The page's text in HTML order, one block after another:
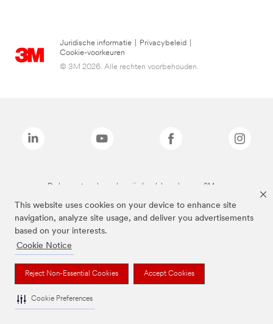
This website uses cookies on your device to enhance site
navigation, analyze site usage, and deliver you advertisements
based on your interests.
Cookie Notice
Reject Non-Essential Cookies Accept Cookies
Cookie Preferences
Juridische informatie Privacybeleid
Cookie-voorkeuren
© 3M 2026. Alle rechten voorbehouden.
De bovenstaande merken zijn handelsmerken van 3M.we